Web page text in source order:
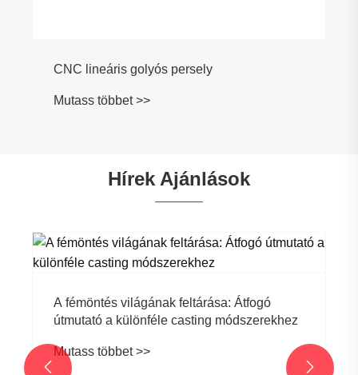
Hírek Ajánlások
hosszú távú hardverszállítónál
 